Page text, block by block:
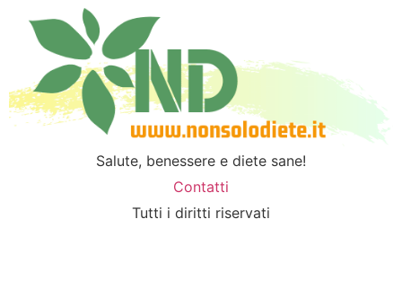
Salute, benessere e diete sane!
Contatti
Tutti i diritti riservati